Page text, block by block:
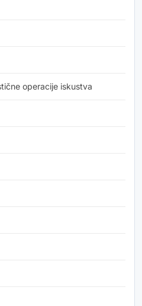
operacije iskustva